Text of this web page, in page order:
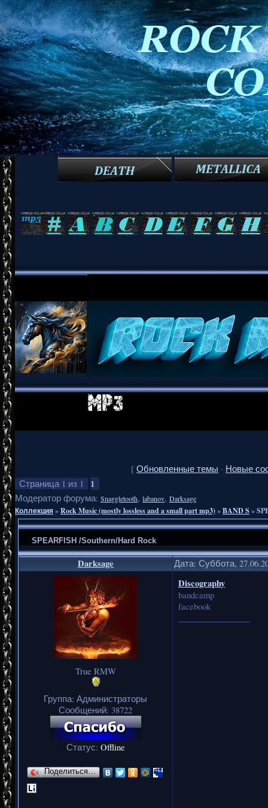
[ Обновленные темы · Новые
Страница 1 из 1 1
Модератор форума: Snaggletooth, labanov, Darksage
Коллекция»Rock Music (mostly lossless and a small part mp3)»BAND S »
SPEARFISH /Southern/Hard Rock
Darksage Дата: Суббота,
True RMW
Группа: Администраторы
Сообщений: 38722
Статус: Offline
Поделиться…
Discography
bandcamp
facebook